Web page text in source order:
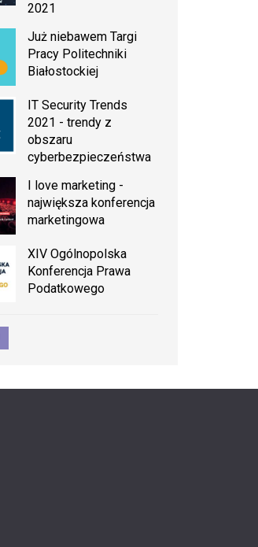
2021
Już niebawem Targi
Pracy Politechniki
Białostockiej
IT Security Trends
2021 - trendy z
obszaru
cyberbezpieczeństwa
I love marketing -
największa konferencja
marketingowa
XIV Ogólnopolska
Konferencja Prawa
Podatkowego